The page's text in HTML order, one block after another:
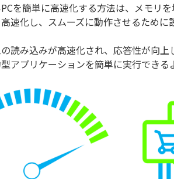
を簡単に高速化する方法は、メモリ
速化し、スムーズに動作させるため
読み込みが高速化され、応答性が向上
アプリケーションを簡単に実行でき